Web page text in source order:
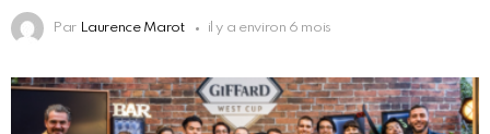
Par Laurence Marot il y a environ 6 mois